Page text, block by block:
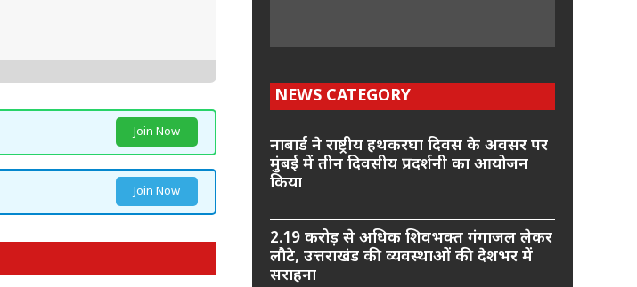
Join Now
Join Now
NEWS CATEGORY
नाबार्ड ने राष्ट्रीय हथकरघा दिवस के अवसर पर
मुंबई में तीन दिवसीय प्रदर्शनी का आयोजन
किया
2.19 करोड़ से अधिक शिवभक्त गंगाजल लेकर
लौटे, उत्तराखंड की व्यवस्थाओं की देशभर में
सराहना